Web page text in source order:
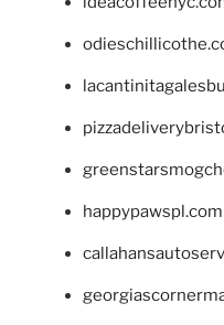
happypawspl.com